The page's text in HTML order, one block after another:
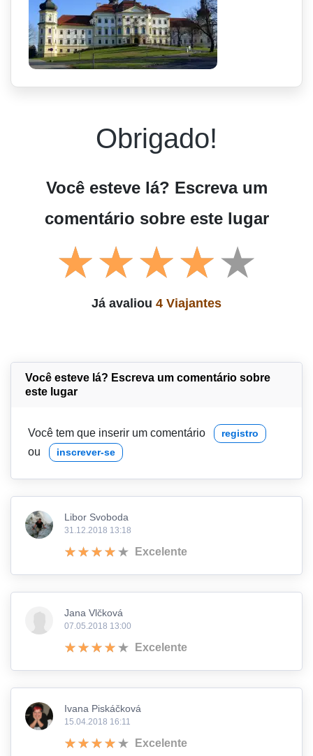
Obrigado!
Você esteve lá? Escreva um
comentário sobre este lugar
Já avaliou 4 Viajantes
Você esteve lá? Escreva um comentário sobre
este lugar
Você tem que inserir um comentário registro
ou inscrever-se
Libor Svoboda
31.12.2018 13:18
Excelente
Jana Vlčková
07.05.2018 13:00
Excelente
Ivana Piskáčková
15.04.2018 16:11
Excelente